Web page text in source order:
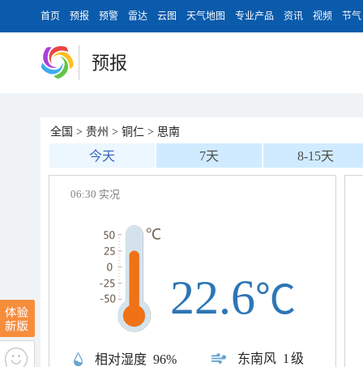
首页 预报 预警 雷达 云图 天气地图 专业产品 资讯 视频 节气
预报
全国 > 贵州 > 铜仁 > 思南
今天 7天 8-15天
06:30 实况
相对湿度 96% 东南风 1级
22.6℃